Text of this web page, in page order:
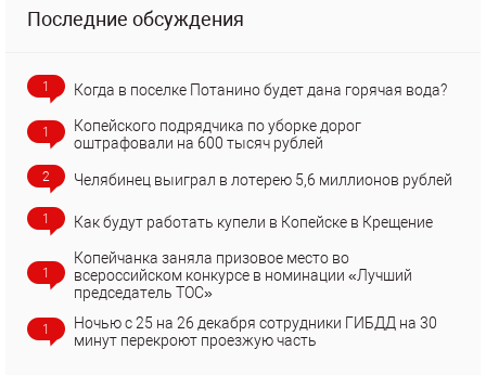
Последние обсуждения
1 Когда в поселке Потанино будет дана горячая вода?
1
Копейского подрядчика по уборке дорог
оштрафовали на 600 тысяч рублей
2 Челябинец выиграл в лотерею 5,6 миллионов рублей
1 Как будут работать купели в Копейске в Крещение
1
Копейчанка заняла призовое место во
всероссийском конкурсе в номинации «Лучший
председатель ТОС»
1
Ночью с 25 на 26 декабря сотрудники ГИБДД на 30
минут перекроют проезжую часть